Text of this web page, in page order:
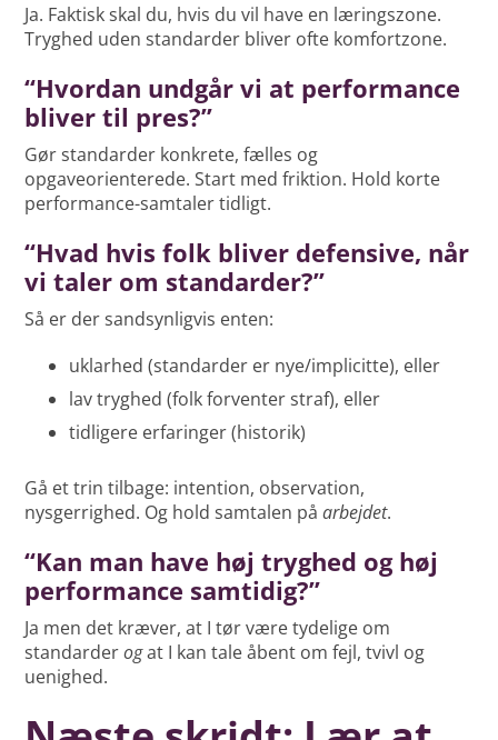
Ja. Faktisk skal du, hvis du vil have en læringszone.
Tryghed uden standarder bliver ofte komfortzone.
“Hvordan undgår vi at performance
bliver til pres?”
Gør standarder konkrete, fælles og
opgaveorienterede. Start med friktion. Hold korte
performance-samtaler tidligt.
“Hvad hvis folk bliver defensive, når
vi taler om standarder?”
Så er der sandsynligvis enten:
uklarhed (standarder er nye/implicitte), eller
lav tryghed (folk forventer straf), eller
tidligere erfaringer (historik)
Gå et trin tilbage: intention, observation,
nysgerrighed. Og hold samtalen påarbejdet.
“Kan man have høj tryghed og høj
performance samtidig?”
Ja men det kræver, at I tør være tydelige om
standarderogat I kan tale åbent om fejl, tvivl og
uenighed.